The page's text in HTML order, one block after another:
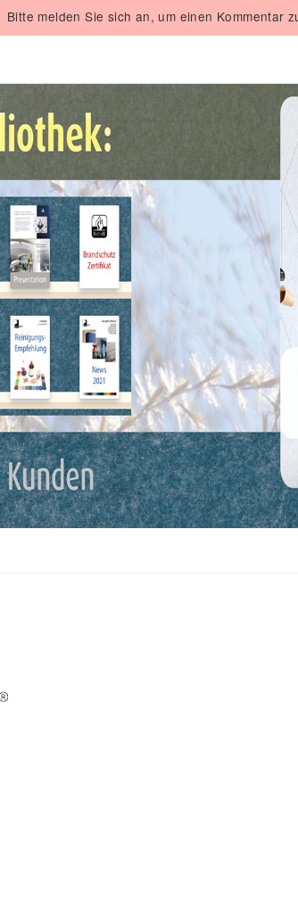
Bitte melden Sie sich an, um einen Kommentar